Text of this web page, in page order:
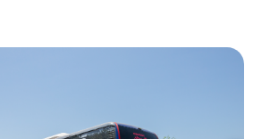
منطقة الظفرة
مركز أبوظبي الوطني للمعارض والمؤتمرات